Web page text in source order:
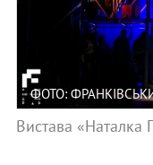
ФОТО:
Вистава «Наталка